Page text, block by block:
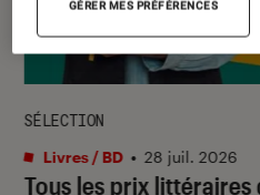
Tous les prix littéraires
SÉLECTION
Livres / BD • 28 juil. 2026
GÉRER MES PRÉFÉRENCES